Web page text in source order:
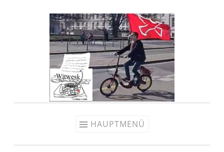
HAUPTMENÜ